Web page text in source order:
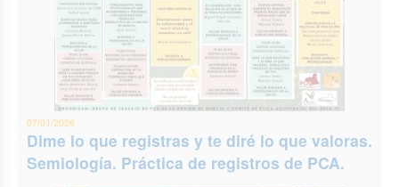
07/01/2026
Dime lo que registras y te diré lo que valoras.
Semiología. Práctica de registros de PCA.